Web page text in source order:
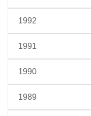
1992
1991
1990
1989